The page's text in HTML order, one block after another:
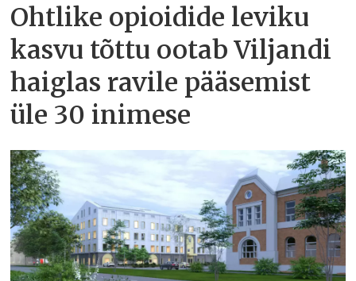
Ohtlike opioidide leviku
kasvu tõttu ootab Viljandi
haiglas ravile pääsemist
üle 30 inimese